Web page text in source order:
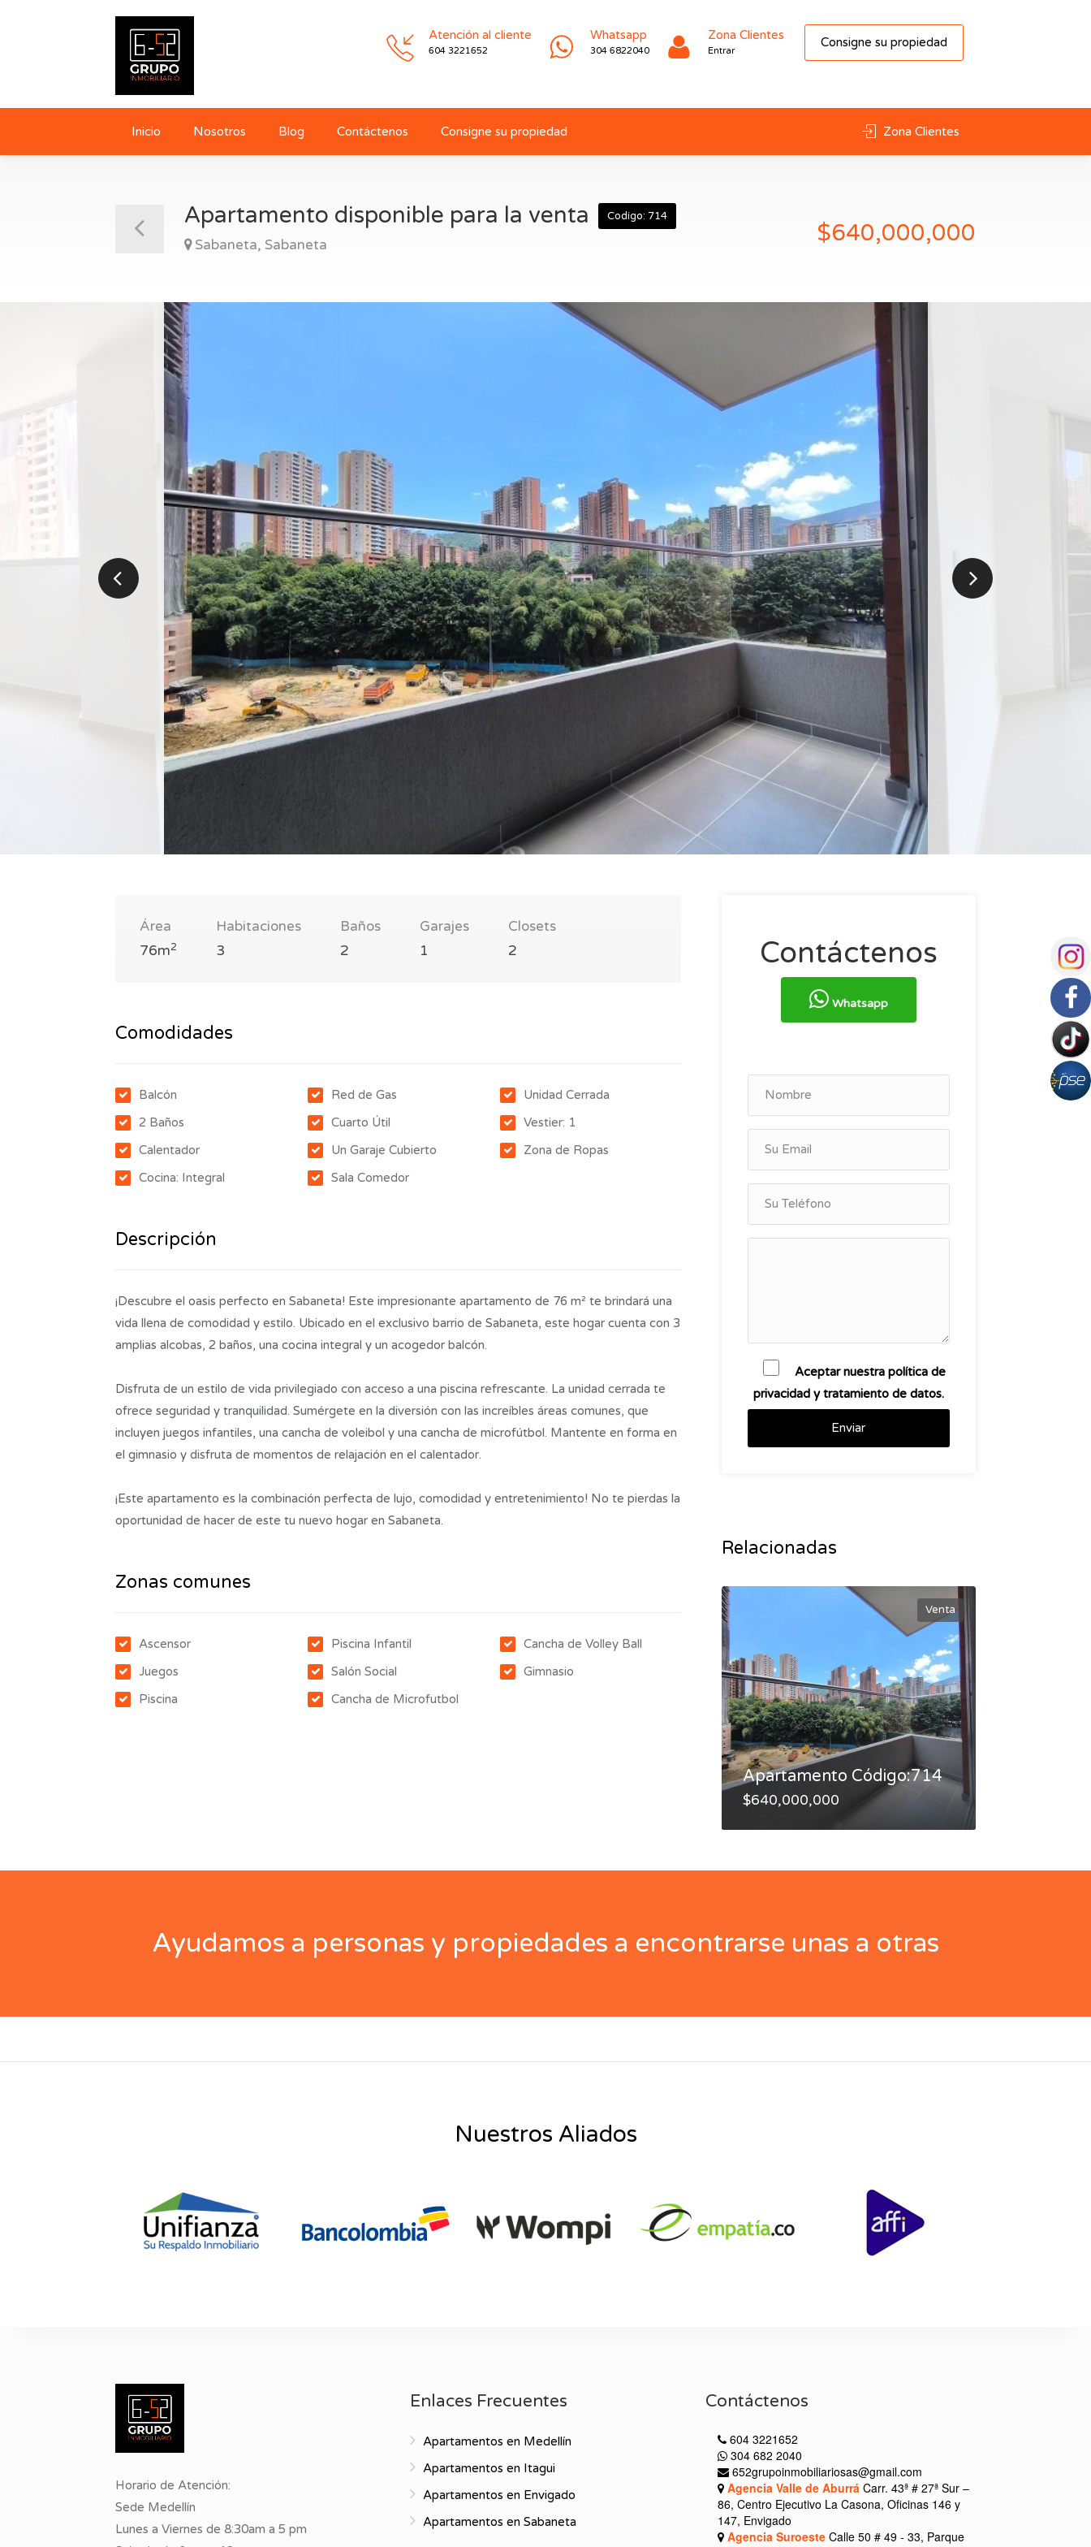
Consigne su propiedad
Atención al cliente
604 3221652
Whatsapp
304 6822040
Zona Clientes
Entrar
Inicio Nosotros Blog Contáctenos Consigne su propiedad Zona Clientes
Apartamento disponible para la venta Codigo: 714
Sabaneta, Sabaneta $640,000,000
Área
76m2
Habitaciones
3
Baños
2
Garajes
1
Closets
2
Comodidades
Balcón
2 Baños
Calentador
Cocina: Integral
Red de Gas
Cuarto Útil
Un Garaje Cubierto
Sala Comedor
Unidad Cerrada
Vestier: 1
Zona de Ropas
Descripción
¡Descubre el oasis perfecto en Sabaneta! Este impresionante apartamento de 76 m² te brindará una
vida llena de comodidad y estilo. Ubicado en el exclusivo barrio de Sabaneta, este hogar cuenta con 3
amplias alcobas, 2 baños, una cocina integral y un acogedor balcón.
Disfruta de un estilo de vida privilegiado con acceso a una piscina refrescante. La unidad cerrada te
ofrece seguridad y tranquilidad. Sumérgete en la diversión con las increíbles áreas comunes, que
incluyen juegos infantiles, una cancha de voleibol y una cancha de microfútbol. Mantente en forma en
el gimnasio y disfruta de momentos de relajación en el calentador.
¡Este apartamento es la combinación perfecta de lujo, comodidad y entretenimiento! No te pierdas la
oportunidad de hacer de este tu nuevo hogar en Sabaneta.
Zonas comunes
Ascensor
Juegos
Piscina
Piscina Infantil
Salón Social
Cancha de Microfutbol
Cancha de Volley Ball
Gimnasio
Contáctenos
Whatsapp
Aceptar nuestra política de
privacidad y tratamiento de datos.
Enviar
Relacionadas
Venta
Apartamento Código:714
$640,000,000
Ayudamos a personas y propiedades a encontrarse unas a otras
Nuestros Aliados
Horario de Atención:
Sede Medellín
Lunes a Viernes de 8:30am a 5 pm
Enlaces Frecuentes
Apartamentos en Medellín
Apartamentos en Itagui
Apartamentos en Envigado
Apartamentos en Sabaneta
Contáctenos
604 3221652
304 682 2040
652grupoinmobiliariosas@gmail.com
Agencia Valle de AburráCarr. 43ª # 27ª Sur –
86, Centro Ejecutivo La Casona, Oficinas 146 y
147, Envigado
Agencia SuroesteCalle 50 # 49 - 33, Parque